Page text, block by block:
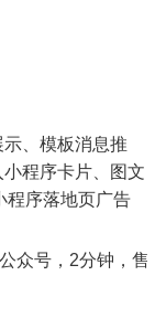
、模板消息推
程序卡片、图文
程序落地页广告
众号，2分钟，售